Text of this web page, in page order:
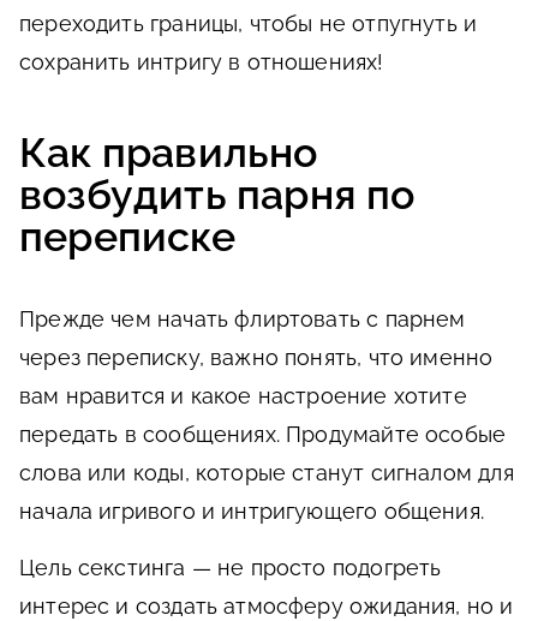
переходить границы, чтобы не отпугнуть и
сохранить интригу в отношениях!
Как правильно
возбудить парня по
переписке
Прежде чем начать флиртовать с парнем
через переписку, важно понять, что именно
вам нравится и какое настроение хотите
передать в сообщениях. Продумайте особые
слова или коды, которые станут сигналом для
начала игривого и интригующего общения.
Цель секстинга — не просто подогреть
интерес и создать атмосферу ожидания, но и